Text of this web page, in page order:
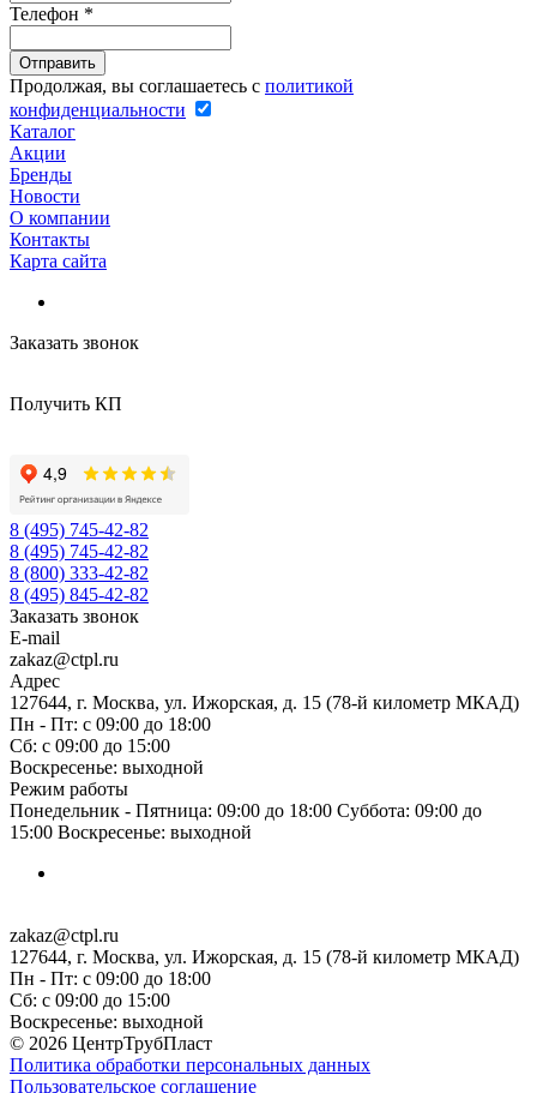
Телефон *
Продолжая, вы соглашаетесь с политикой
конфиденциальности
Каталог
Акции
Бренды
Новости
О компании
Контакты
Карта сайта
Заказать звонок
Получить КП
8 (495) 745-42-82
8 (495) 745-42-82
8 (800) 333-42-82
8 (495) 845-42-82
Заказать звонок
E-mail
zakaz@ctpl.ru
Адрес
127644, г. Москва, ул. Ижорская, д. 15 (78-й километр МКАД)
Пн - Пт: с 09:00 до 18:00
Сб: с 09:00 до 15:00
Воскресенье: выходной
Режим работы
Понедельник - Пятница: 09:00 до 18:00 Суббота: 09:00 до
15:00 Воскресенье: выходной
zakaz@ctpl.ru
127644, г. Москва, ул. Ижорская, д. 15 (78-й километр МКАД)
Пн - Пт: с 09:00 до 18:00
Сб: с 09:00 до 15:00
Воскресенье: выходной
© 2026 ЦентрТрубПласт
Политика обработки персональных данных
Пользовательское соглашение